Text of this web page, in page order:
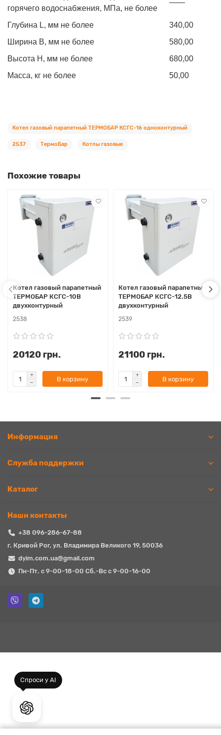
горячего водоснабжения, МПа, не более
——
Глубина L, мм не более
340,00
Ширина B, мм не более
580,00
Высота H, мм не более
680,00
Масса, кг не более
50,00
Котел газовый парапетный ТЕРМОБАР КСГС-16 одноконтурный
2537 ТермоБар Котлы газовые
Похожие товары
Котел газовый парапетный
ТЕРМОБАР КСГС-10В
двухконтурный
2538
20120 грн.
В корзину
Котел газовый парапетный
ТЕРМОБАР КСГС-12.5В
двухконтурный
2539
21100 грн.
В корзину
Спроси у AI
Информация
Служба поддержки
Каталог
Наши контакты
+38 096-286-67-88
г. Кривой Рог, ул. Владимира Великого 19, 50036
dyim.com.ua@gmail.com
Пн-Пт. с 9-00-18-00 Сб.-Вс с 9-00-16-00